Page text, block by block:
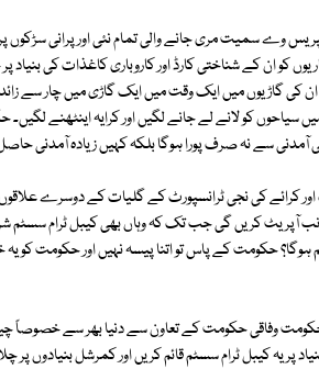
وے سمیت مری جانے والی تمام نئی اور پرانی سڑکوں
کو ان کے شناختی کارڈ اور کاروباری کاغذات کی
کی گاڑیوں میں ایک وقت میں ایک گاڑی میں چار سے زائد
سیاحوں کو لانے لے جانے لگیں اور کرایہ اینٹھنے
سے نہ صرف پورا ہوگا بلکہ کہیں زیادہ آمدنی
کرائے کی نجی ٹرانسپورٹ کے گلیات کے دوسرے
آپریٹ کریں گی جب تک کہ وہاں بھی کیبل ٹرام سسٹم
ہوگا؟ حکومت کے پاس تو اتنا پیسہ نہیں اور حکومت کو
وفاقی حکومت کے تعاون سے دنیا بھر سے خصوصاً
پر یہ کیبل ٹرام سسٹم قائم کریں اور کمرشل بنیادوں